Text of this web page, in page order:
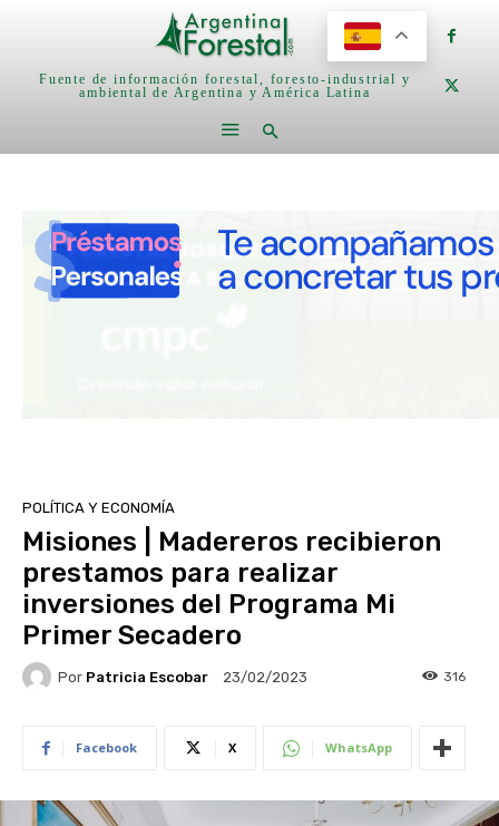
Fuente de información forestal, foresto-industrial y
ambiental de Argentina y América Latina
POLÍTICA Y ECONOMÍA
Misiones | Madereros recibieron
prestamos para realizar
inversiones del Programa Mi
Primer Secadero
Por Patricia Escobar 23/02/2023 316
Facebook X WhatsApp